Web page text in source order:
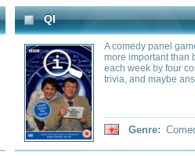
panel game in which being Quite Interesting is
important than being right. Stephen Fry is joined
week by four comedians to share anecdotes and
and maybe answer some questions as well.
Genre: Comedy,Game-Show IMDb: 9.3 / 10
von Trey Parker und Matt Stone
Park"; seit 1996). Das Leben in der Kleinstadt
Park in Colorado aus der Sicht von vier